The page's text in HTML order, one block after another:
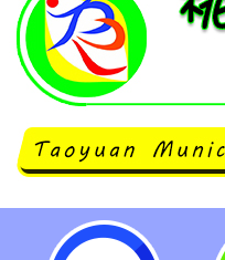
neilrpjhstyc